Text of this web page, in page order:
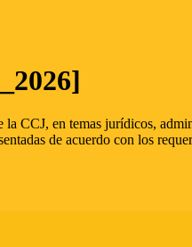
CCJ, en temas jurídicos,
de acuerdo con los